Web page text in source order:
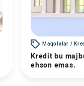
Maqolalar /
Kredit bu
ehson emas.